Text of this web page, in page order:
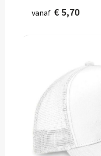
vanaf € 5,70